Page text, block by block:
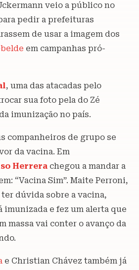
veio a público no
pedir a prefeituras
de usar a imagem dos
em campanhas pró-
, uma das atacadas pelo
sua foto pela do Zé
imunização no país.
companheiros de grupo se
da vacina. Em
Herrera chegou a mandar a
“Vacina Sim”. Maite Perroni,
dúvida sobre a vacina,
imunizada e fez um alerta que
massa vai conter o avanço da
e Christian Chávez também já